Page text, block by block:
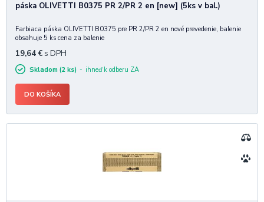
páska OLIVETTI B0375 PR 2/PR 2 en [new] (5ks v bal.)
Farbiaca páska OLIVETTI B0375 pre PR 2/PR 2 en nové prevedenie, balenie
obsahuje 5 ks cena za balenie
19,64 € s DPH
Skladom (2 ks) ihneď k odberu ZA
DO KOŠÍKA